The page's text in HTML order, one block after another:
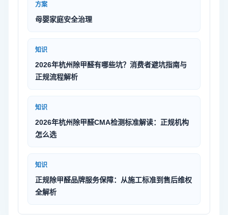
方案
母婴家庭安全治理
知识
2026年杭州除甲醛有哪些坑？消费者避坑指南与
正规流程解析
知识
2026年杭州除甲醛CMA检测标准解读：正规机构
怎么选
知识
正规除甲醛品牌服务保障：从施工标准到售后维权
全解析